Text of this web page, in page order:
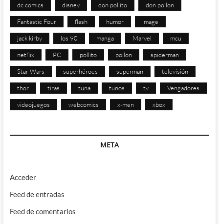
dc comics disney don pollito don pollon
Fantastic Four flash humor image
jack kirby los 90 manga Marvel mcu
netflix PC pollito pollon spiderman
Star Wars superhéroes superman televisión
thor tiras tuna tunos tv Vengadores
videojuegos webcomics x-men xbox
META
Acceder
Feed de entradas
Feed de comentarios